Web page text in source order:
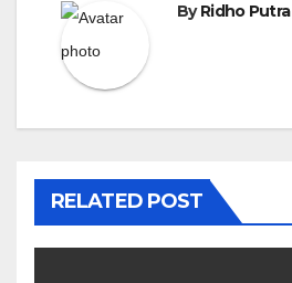
ByRidho Putra
RELATED POST